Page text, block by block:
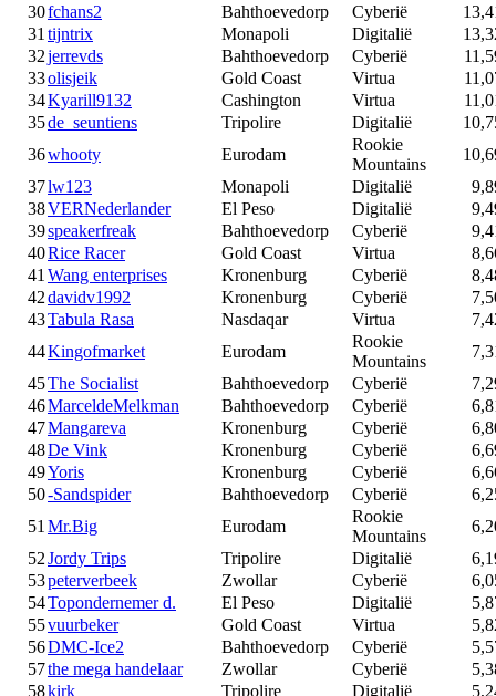
30fchans2 Bahthoevedorp Cyberië
31 tijntrix Monapoli Digitalië
32jerrevds Bahthoevedorp Cyberië
33olisjeik Gold Coast Virtua
34Kyarill9132 Cashington Virtua
35de_seuntiens Tripolire Digitalië
36whooty Eurodam
Rookie
Mountains
37lw123 Monapoli Digitalië
38VERNederlander El Peso Digitalië
39speakerfreak Bahthoevedorp Cyberië
40Rice Racer Gold Coast Virtua
41 Wang enterprises Kronenburg Cyberië
42davidv1992 Kronenburg Cyberië
43Tabula Rasa Nasdaqar Virtua
44Kingofmarket Eurodam
Rookie
Mountains
45The Socialist Bahthoevedorp Cyberië
46MarceldeMelkman Bahthoevedorp Cyberië
47Mangareva Kronenburg Cyberië
48De Vink Kronenburg Cyberië
49Yoris Kronenburg Cyberië
50-Sandspider Bahthoevedorp Cyberië
51 Mr.Big Eurodam
Rookie
Mountains
52Jordy Trips Tripolire Digitalië
53peterverbeek Zwollar Cyberië
54Topondernemer d. El Peso Digitalië
55vuurbeker Gold Coast Virtua
56DMC-Ice2 Bahthoevedorp Cyberië
57the mega handelaar Zwollar Cyberië
58kirk Tripolire Digitalië